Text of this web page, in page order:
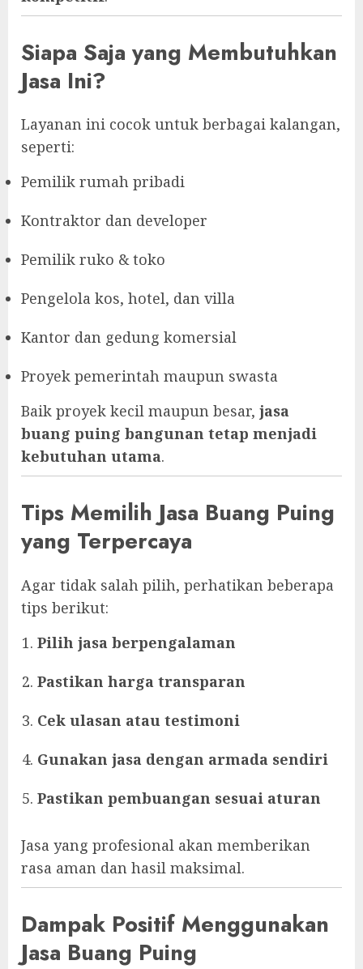
Siapa Saja yang Membutuhkan
Jasa Ini?
Layanan ini cocok untuk berbagai kalangan,
seperti:
Pemilik rumah pribadi
Kontraktor dan developer
Pemilik ruko & toko
Pengelola kos, hotel, dan villa
Kantor dan gedung komersial
Proyek pemerintah maupun swasta
Baik proyek kecil maupun besar, jasa
buang puing bangunan tetap menjadi
kebutuhan utama.
Tips Memilih Jasa Buang Puing
yang Terpercaya
Agar tidak salah pilih, perhatikan beberapa
tips berikut:
Pilih jasa berpengalaman
Pastikan harga transparan
Cek ulasan atau testimoni
Gunakan jasa dengan armada sendiri
Pastikan pembuangan sesuai aturan
Jasa yang profesional akan memberikan
rasa aman dan hasil maksimal.
Dampak Positif Menggunakan
Jasa Buang Puing